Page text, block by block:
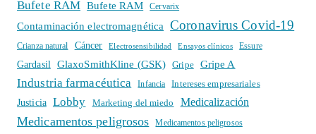
Bufete RAM Bufete RAM Cervarix
Contaminación electromagnética Coronavirus Covid-19
Crianza natural Cáncer Electrosensibilidad Ensayos clínicos Essure
Gardasil GlaxoSmithKline (GSK) Gripe Gripe A
Industria farmacéutica Infancia
Intereses empresariales
Justicia
Lobby Marketing del miedo Medicalización
Medicamentos peligrosos Medicamentos peligrosos